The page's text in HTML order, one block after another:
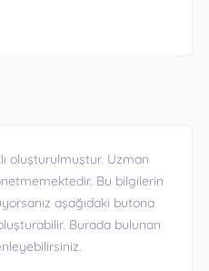
oluşturulmuştur. Uzman
Bu bilgilerin
aşağıdaki butona
Burada bulunan